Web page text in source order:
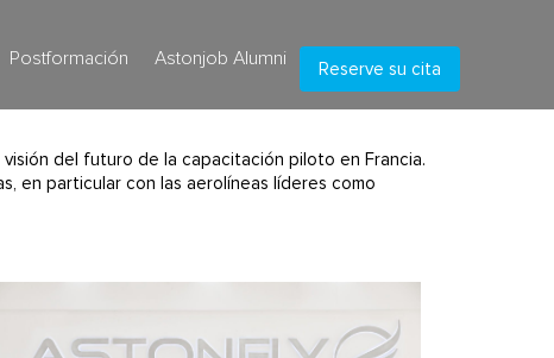
Postformación Astonjob Alumni Reserve su cita
del futuro de la capacitación piloto en Francia.
en particular con las aerolíneas líderes como